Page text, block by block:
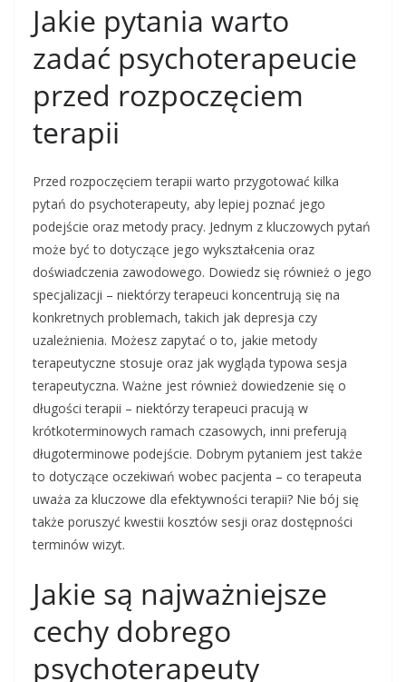
Jakie pytania warto
zadać psychoterapeucie
przed rozpoczęciem
terapii
Przed rozpoczęciem terapii warto przygotować kilka
pytań do psychoterapeuty, aby lepiej poznać jego
podejście oraz metody pracy. Jednym z kluczowych pytań
może być to dotyczące jego wykształcenia oraz
doświadczenia zawodowego. Dowiedz się również o jego
specjalizacji – niektórzy terapeuci koncentrują się na
konkretnych problemach, takich jak depresja czy
uzależnienia. Możesz zapytać o to, jakie metody
terapeutyczne stosuje oraz jak wygląda typowa sesja
terapeutyczna. Ważne jest również dowiedzenie się o
długości terapii – niektórzy terapeuci pracują w
krótkoterminowych ramach czasowych, inni preferują
długoterminowe podejście. Dobrym pytaniem jest także
to dotyczące oczekiwań wobec pacjenta – co terapeuta
uważa za kluczowe dla efektywności terapii? Nie bój się
także poruszyć kwestii kosztów sesji oraz dostępności
terminów wizyt.
Jakie są najważniejsze
cechy dobrego
psychoterapeuty